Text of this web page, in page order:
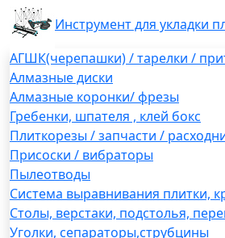
Инструмент для укладки
АГШК(черепашки) / тарелки /
Алмазные диски
Алмазные коронки/ фрезы
Гребенки, шпателя , клей бокс
Плиткорезы / запчасти /
Присоски / вибраторы
Пылеотводы
Система выравнивания плитки,
Столы, верстаки, подстолья,
Уголки, сепараторы,струбцины